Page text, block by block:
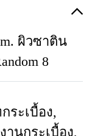
ผิวซาติน
8
ระเบื้อง,
านกระเบื้อง,